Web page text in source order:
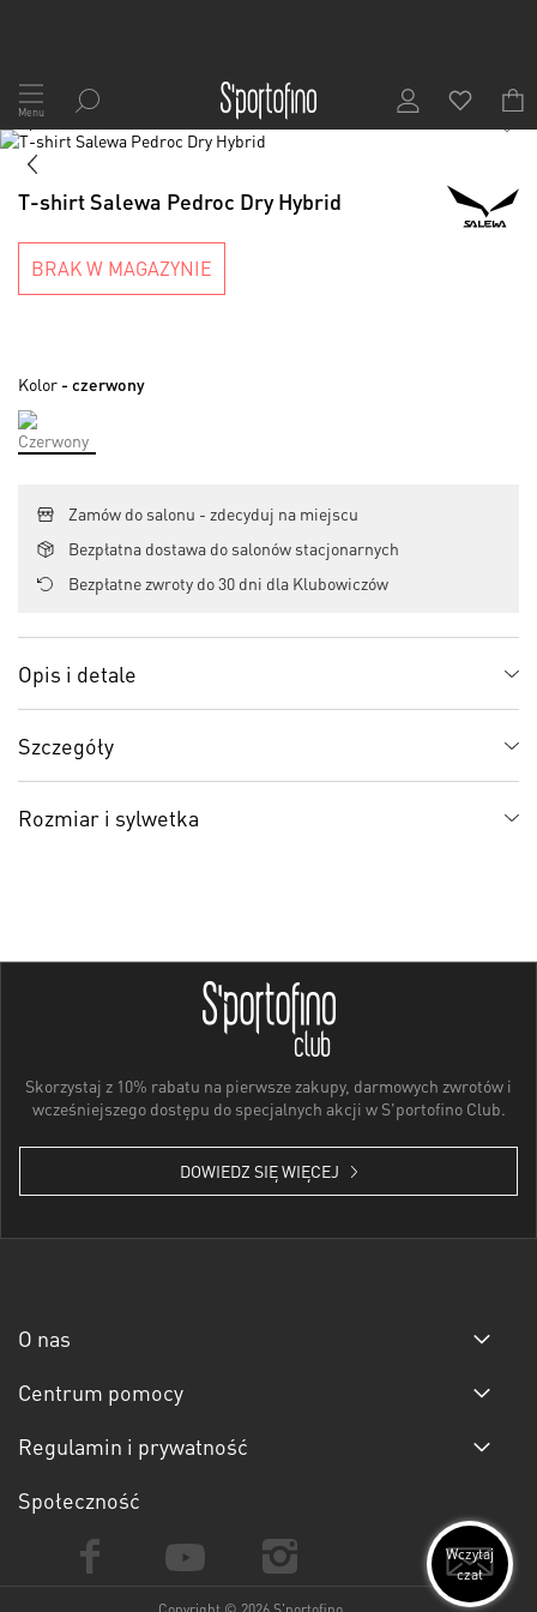
Przejdź
do
treści
Menu
Skip
end
images
gallery
1/7
Skip
images
T-shirt Salewa Pedroc Dry Hybrid
BRAK W MAGAZYNIE
Kolor - czerwony
Zamów do salonu - zdecyduj na miejscu
Bezpłatna dostawa do salonów stacjonarnych
Bezpłatne zwroty do 30 dni dla Klubowiczów
Opis i detale
Szczegóły
Rozmiar i sylwetka
Skorzystaj z 10% rabatu na pierwsze zakupy, darmowych zwrotów i
wcześniejszego dostępu do specjalnych akcji w S'portofino Club.
DOWIEDZ SIĘ WIĘCEJ
O nas
Centrum pomocy
Regulamin i prywatność
Społeczność
Wczytaj
czat